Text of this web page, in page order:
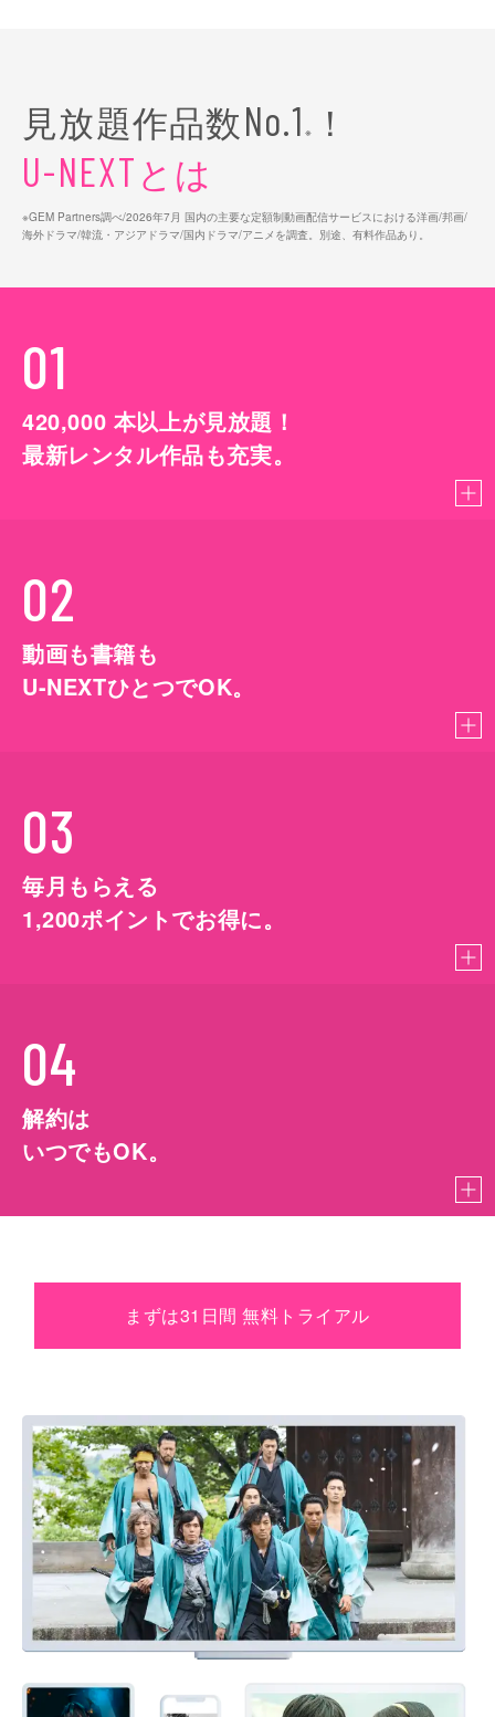
見放題作品数No.1 ※ ！
U-NEXTとは
※GEM Partners調べ/2026年7⽉ 国内の主要な定額制動画配信サービスにおける洋画/邦画/
海外ドラマ/韓流・アジアドラマ/国内ドラマ/アニメを調査。別途、有料作品あり。
01
420,000 本以上が見放題！
最新レンタル作品も充実。
02
動画も書籍も
U-NEXTひとつでOK。
03
毎月もらえる
1,200ポイントでお得に。
04
解約は
いつでもOK。
まずは31日間 無料トライアル